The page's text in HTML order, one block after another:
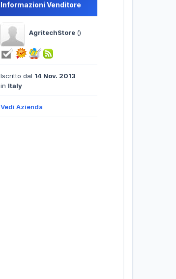
Informazioni Venditore
AgritechStore ()
Iscritto dal 14 Nov. 2013
in Italy
Vedi Azienda